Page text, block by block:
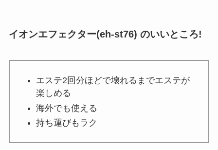
イオンエフェクター(eh-st76) のいいところ!
エステ2回分ほどで壊れるまでエステが
楽しめる
海外でも使える
持ち運びもラク